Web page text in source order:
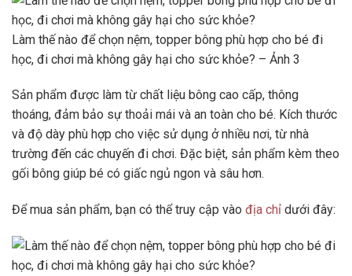
Làm thế nào để chọn nệm, topper bông phù hợp cho bé đi
học, đi chơi mà không gây hại cho sức khỏe? – Ảnh 3
Sản phẩm được làm từ chất liệu bông cao cấp, thông
thoáng, đảm bảo sự thoải mái và an toàn cho bé. Kích thước
và độ dày phù hợp cho việc sử dụng ở nhiều nơi, từ nhà
trường đến các chuyến đi chơi. Đặc biệt, sản phẩm kèm theo
gối bông giúp bé có giấc ngủ ngon và sâu hơn.
Để mua sản phẩm, bạn có thể truy cập vào địa chỉ dưới đây: